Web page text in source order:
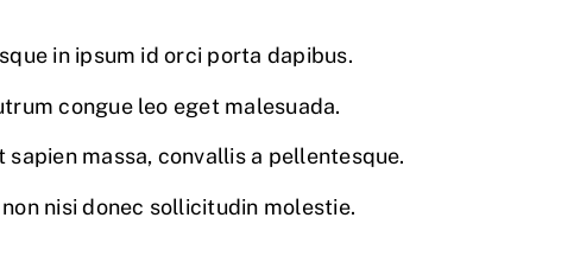
in ipsum id orci porta dapibus.
congue leo eget malesuada.
sapien massa, convallis a pellentesque.
nisi donec sollicitudin molestie.